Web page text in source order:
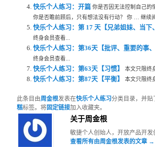
快乐个人练习：开篇 你是否因无法控制自己的
你是否瞻前顾后，只有想法没有行动？ 你 … 继续
快乐个人练习：第 17 天【兄弟姐妹、当下
终身会员查看...
快乐个人练习：第36天【批评、重要的事
终身会员查看...
快乐个人练习：第63天【习惯】 本文只限终
快乐个人练习：第87天【平衡】 本文只限终
此条目由周金根发表在快乐个人练习分类目录，并贴
糕标签。将固定链接加入收藏夹。
关于周金根
敏捷个人创始人，开放产品开发
查看所有由周金根发表的文章 →